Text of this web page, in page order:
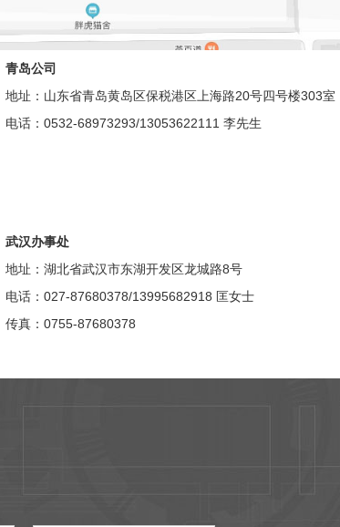
青岛公司
地址：山东省青岛黄岛区保税港区上海路20号四号楼303室
电话：0532-68973293/13053622111 李先生
武汉办事处
地址：湖北省武汉市东湖开发区龙城路8号
电话：027-87680378/13995682918 匡女士
传真：0755-87680378